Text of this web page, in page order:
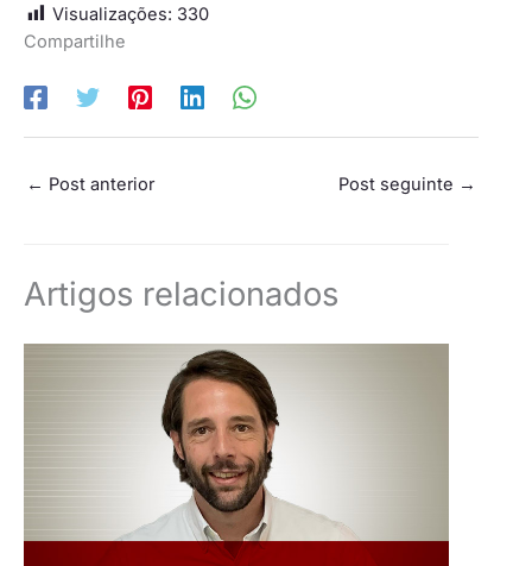
Visualizações: 330
Compartilhe
← Post anterior Post seguinte →
Artigos relacionados